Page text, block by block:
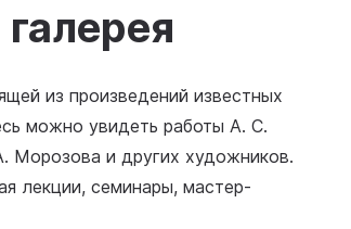
из произведений известных
можно увидеть работы А. С.
Морозова и других художников.
лекции, семинары, мастер-